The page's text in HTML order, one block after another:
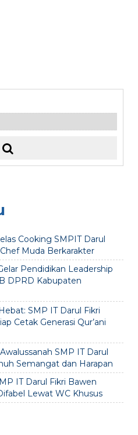
Cooking SMPIT Darul
Muda Berkarakter
Pendidikan Leadership
DPRD Kabupaten
SMP IT Darul Fikri
Cetak Generasi Qur’ani
SMP IT Darul
Semangat dan Harapan
IT Darul Fikri Bawen
Lewat WC Khusus